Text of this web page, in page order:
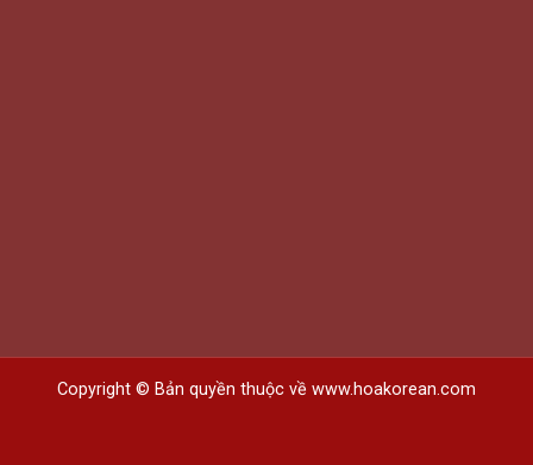
Copyright © Bản quyền thuộc về www.hoakorean.com